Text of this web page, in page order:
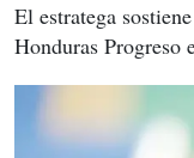
El estratega
Honduras Progreso